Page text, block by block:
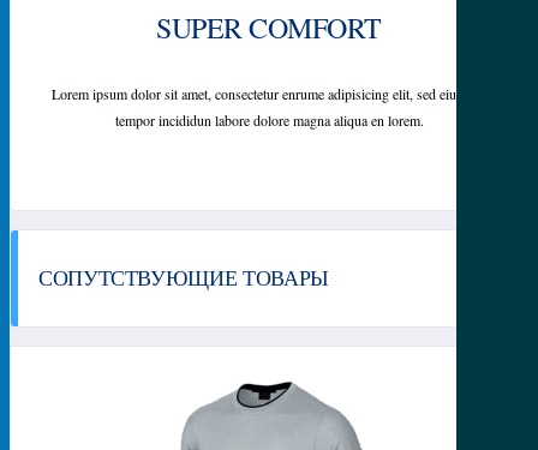
SUPER COMFORT
Lorem ipsum dolor sit amet, consectetur enrume adipisicing elit, sed eiusmod
tempor incididun labore dolore magna aliqua en lorem.
СОПУТСТВУЮЩИЕ ТОВАРЫ